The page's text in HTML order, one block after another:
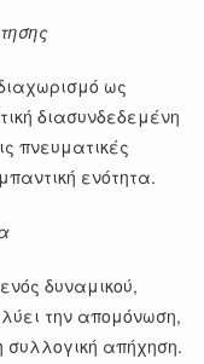
ως
διασυνδεδεμένη
πνευματικές
ενότητα.
δυναμικού,
την απομόνωση,
συλλογική απήχηση.